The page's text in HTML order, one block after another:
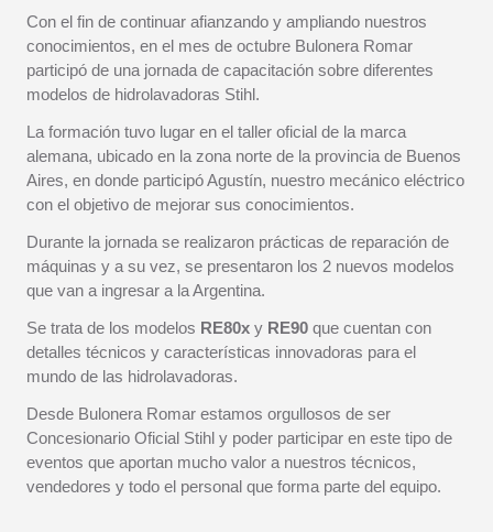
Con el fin de continuar afianzando y ampliando nuestros
conocimientos, en el mes de octubre Bulonera Romar
participó de una jornada de capacitación sobre diferentes
modelos de hidrolavadoras Stihl.
La formación tuvo lugar en el taller oficial de la marca
alemana, ubicado en la zona norte de la provincia de Buenos
Aires, en donde participó Agustín, nuestro mecánico eléctrico
con el objetivo de mejorar sus conocimientos.
Durante la jornada se realizaron prácticas de reparación de
máquinas y a su vez, se presentaron los 2 nuevos modelos
que van a ingresar a la Argentina.
Se trata de los modelos RE80x y RE90 que cuentan con
detalles técnicos y características innovadoras para el
mundo de las hidrolavadoras.
Desde Bulonera Romar estamos orgullosos de ser
Concesionario Oficial Stihl y poder participar en este tipo de
eventos que aportan mucho valor a nuestros técnicos,
vendedores y todo el personal que forma parte del equipo.